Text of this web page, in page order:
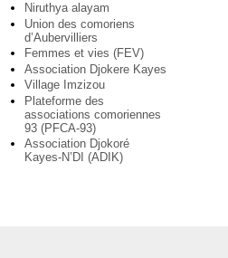
Niruthya alayam
Union des comoriens
d’Aubervilliers
Femmes et vies (FEV)
Association Djokere Kayes
Village Imzizou
Plateforme des
associations comoriennes
93 (PFCA-93)
Association Djokoré
Kayes-N’DI (ADIK)